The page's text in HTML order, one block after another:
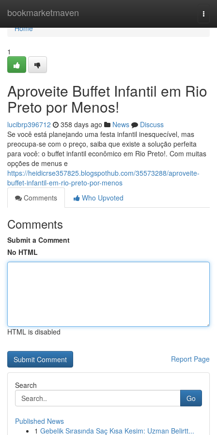
bookmarketmaven
Home
Home
1
Aproveite Buffet Infantil em Rio
Preto por Menos!
lucibrp396712 358 days ago News
Discuss
Se você está planejando uma festa infantil inesquecível, mas
preocupa-se com o preço, saiba que existe a solução perfeita
para você: o buffet infantil econômico em Rio Preto!. Com muitas
opções de menus e
https://heidicrse357825.blogspothub.com/35573288/aproveite-
buffet-infantil-em-rio-preto-por-menos
Comments
Who Upvoted
Comments
Submit a Comment
No HTML
HTML is disabled
Report Page
Search
Go
Published News
1 Gebelik Sırasında Saç Kısa Kesim: Uzman Belirtt...